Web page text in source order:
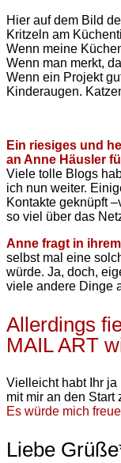
Hier auf dem Bild
Kritzeln am
Wenn meine
Wenn man merkt,
Wenn ein Projekt
Kinderaugen.
Ein riesiges und
an Anne Häusler
Viele tolle Blogs
ich nun weiter.
Kontakte geknüpft
so viel über das
Anne fragt in
selbst mal eine
würde. Ja, doch,
viele andere Dinge
Allerdings
MAIL ART
Vielleicht habt Ihr
mit mir an den Start
Es würde mich
Liebe